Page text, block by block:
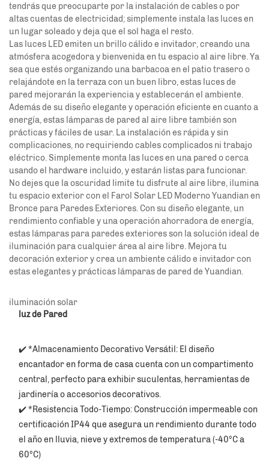
tendrás que preocuparte por la instalación de cables o por
altas cuentas de electricidad; simplemente instala las luces en
un lugar soleado y deja que el sol haga el resto.
Las luces LED emiten un brillo cálido e invitador, creando una
atmósfera acogedora y bienvenida en tu espacio al aire libre. Ya
sea que estés organizando una barbacoa en el patio trasero o
relajándote en la terraza con un buen libro, estas luces de
pared mejorarán la experiencia y establecerán el ambiente.
Además de su diseño elegante y operación eficiente en cuanto a
energía, estas lámparas de pared al aire libre también son
prácticas y fáciles de usar. La instalación es rápida y sin
complicaciones, no requiriendo cables complicados ni trabajo
eléctrico. Simplemente monta las luces en una pared o cerca
usando el hardware incluido, y estarán listas para funcionar.
No dejes que la oscuridad limite tu disfrute al aire libre, ilumina
tu espacio exterior con el Farol Solar LED Moderno Yuandian en
Bronce para Paredes Exteriores. Con su diseño elegante, un
rendimiento confiable y una operación ahorradora de energía,
estas lámparas para paredes exteriores son la solución ideal de
iluminación para cualquier área al aire libre. Mejora tu
decoración exterior y crea un ambiente cálido e invitador con
estas elegantes y prácticas lámparas de pared de Yuandian.
iluminación solar
luz de Pared
✔️ *Almacenamiento Decorativo Versátil: El diseño
encantador en forma de casa cuenta con un compartimento
central, perfecto para exhibir suculentas, herramientas de
jardinería o accesorios decorativos.
✔️ *Resistencia Todo-Tiempo: Construcción impermeable con
certificación IP44 que asegura un rendimiento durante todo
el año en lluvia, nieve y extremos de temperatura (-40°C a
60°C)